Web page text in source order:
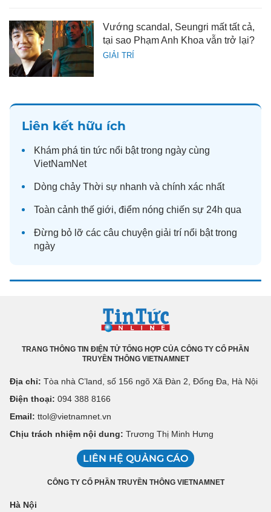
GIẢI TRÍ
Vướng scandal, Seungri mất tất cả,
tại sao Phạm Anh Khoa vẫn trở lại?
Liên kết hữu ích
Khám phá tin tức nổi bật trong ngày cùng
VietNamNet
Dòng chảy Thời sự nhanh và chính xác nhất
Toàn cảnh thế giới, điểm nóng chiến sự 24h qua
Đừng bỏ lỡ các câu chuyện giải trí nổi bật trong
ngày
TRANG THÔNG TIN ĐIỆN TỬ TỔNG HỢP CỦA CÔNG TY CỔ PHẦN
TRUYỀN THÔNG VIETNAMNET
Địa chỉ: Tòa nhà C’land, số 156 ngõ Xã Đàn 2, Đống Đa, Hà Nội
Điện thoại: 094 388 8166
Email: ttol@vietnamnet.vn
Chịu trách nhiệm nội dung: Trương Thị Minh Hưng
LIÊN HỆ QUẢNG CÁO
CÔNG TY CỔ PHẦN TRUYỀN THÔNG VIETNAMNET
Hà Nội